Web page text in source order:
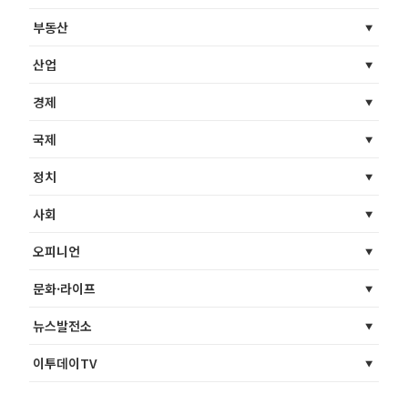
부동산
산업
경제
국제
정치
사회
오피니언
문화·라이프
뉴스발전소
이투데이TV